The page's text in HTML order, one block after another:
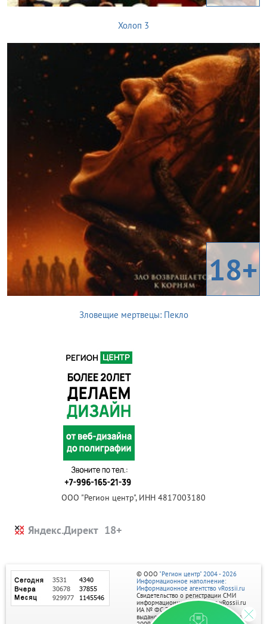
Холоп 3
18+
Зловещие мертвецы: Пекло
ООО "Регион центр", ИНН 4817003180
Яндекс.Директ
© ООО "Регион центр" 2004 - 2026
Информационное наполнение:
Информационное агентство vRossii.ru
Свидетельство о регистрации СМИ
информационного агентства vRossii.ru
ИА № ФС 77‑35502
выдано РОСКОМНАДЗОРом 04 марта